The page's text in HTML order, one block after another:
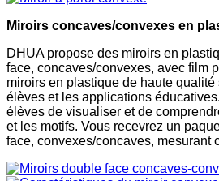
Miroirs concaves/convexes en
DHUA propose des miroirs en
face, concaves/convexes, avec film
miroirs en plastique de haute
élèves et les applications
élèves de visualiser et de
et les motifs. Vous recevrez un
face, convexes/concaves, mesurant